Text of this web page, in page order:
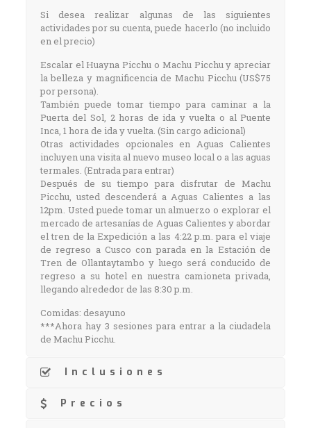
Si desea realizar algunas de las siguientes
actividades por su cuenta, puede hacerlo (no incluido
en el precio)
Escalar el Huayna Picchu o Machu Picchu y apreciar
la belleza y magnificencia de Machu Picchu (US$75
por persona).
También puede tomar tiempo para caminar a la
Puerta del Sol, 2 horas de ida y vuelta o al Puente
Inca, 1 hora de ida y vuelta. (Sin cargo adicional)
Otras actividades opcionales en Aguas Calientes
incluyen una visita al nuevo museo local o a las aguas
termales. (Entrada para entrar)
Después de su tiempo para disfrutar de Machu
Picchu, usted descenderá a Aguas Calientes a las
12pm. Usted puede tomar un almuerzo o explorar el
mercado de artesanías de Aguas Calientes y abordar
el tren de la Expedición a las 4:22 p.m. para el viaje
de regreso a Cusco con parada en la Estación de
Tren de Ollantaytambo y luego será conducido de
regreso a su hotel en nuestra camioneta privada,
llegando alrededor de las 8:30 p.m.
Comidas: desayuno
***Ahora hay 3 sesiones para entrar a la ciudadela
de Machu Picchu.
Inclusiones
Precios